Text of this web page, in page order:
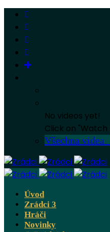
No videos yet!
Click on
Všechna videa
Úvod
Zrádci 3
Hráči
Novinky